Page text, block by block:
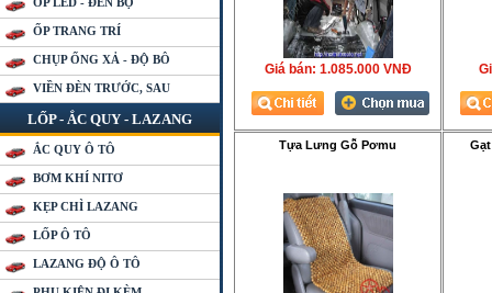
ỐP TRANG TRÍ
CHỤP ỐNG XẢ - ĐỘ BÔ
VIỀN ĐÈN TRƯỚC, SAU
LỐP - ẮC QUY - LAZANG
ẮC QUY Ô TÔ
BƠM KHÍ NITƠ
KẸP CHÌ LAZANG
LỐP Ô TÔ
LAZANG ĐỘ Ô TÔ
Giá bán: 1.085.000 VNÐ
Tựa Lưng Gỗ Pơmu